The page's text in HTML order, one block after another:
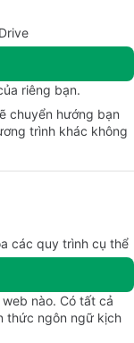
riêng bạn.
chuyển hướng bạn
trình khác không
các quy trình cụ thể
nào. Có tất cả
thức ngôn ngữ kịch